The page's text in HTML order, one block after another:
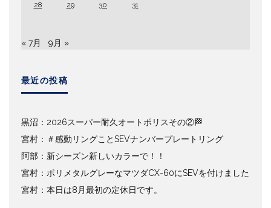
28 29 30 31
« 7月 9月 »
最近の投稿
黒沼：2026スーパー耐久オートポリスその②🏁
宮村：＃感動リングことSEVナンバープレートリング
阿部：新シーズン新しいカラーで！！
宮村：ポリメタルグレーなマツダCX-60にSEVを付けました
宮村：本日は8月最初の定休日です。